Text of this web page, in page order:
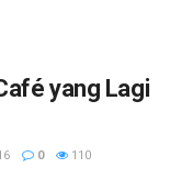
yang Lagi
0 110